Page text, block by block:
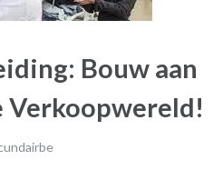
Bouw aan
Verkoopwereld!